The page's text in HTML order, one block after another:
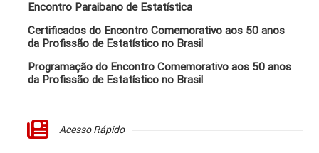
Encontro Paraibano de Estatística
Certificados do Encontro Comemorativo aos 50 anos
da Profissão de Estatístico no Brasil
Programação do Encontro Comemorativo aos 50 anos
da Profissão de Estatístico no Brasil
Acesso Rápido